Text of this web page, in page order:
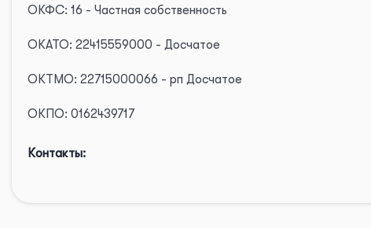
ОКФС: 16 - Частная собственность
ОКАТО: 22415559000 - Досчатое
ОКТМО: 22715000066 - рп Досчатое
ОКПО: 0162439717
Контакты: